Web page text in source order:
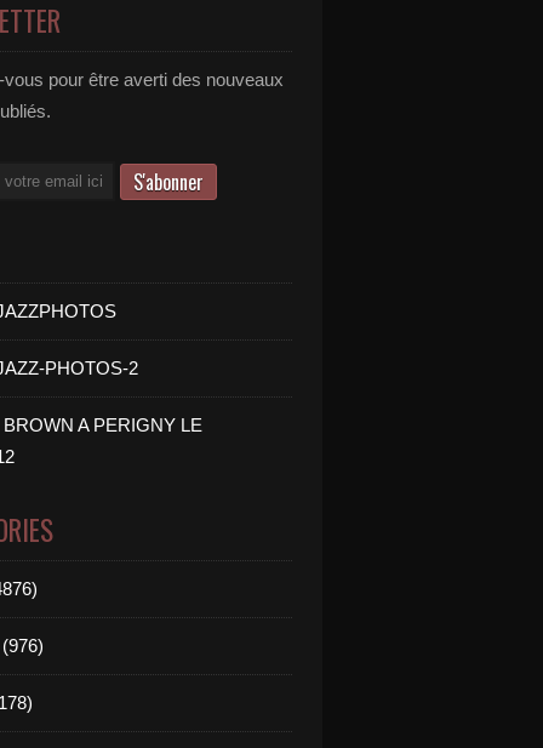
pour être averti des nouveaux
PHOTOS-2
A PERIGNY LE